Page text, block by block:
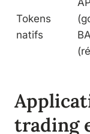
Tokens
natifs
trading